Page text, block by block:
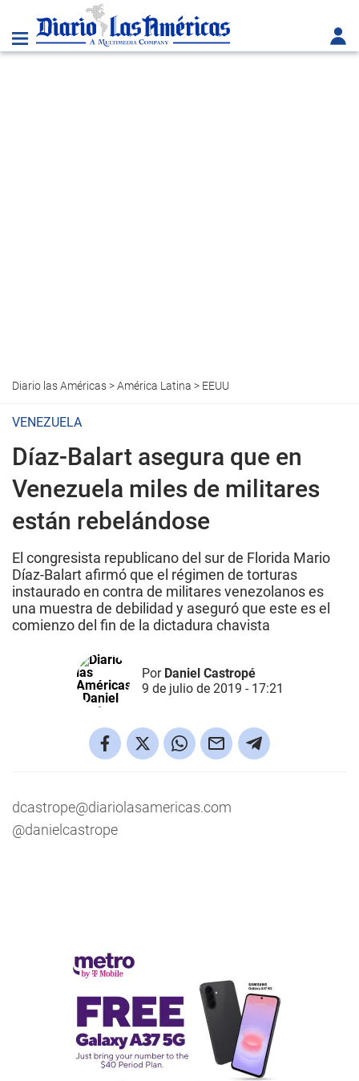
Diario las Américas>América Latina > EEUU
VENEZUELA
Díaz-Balart asegura que en
Venezuela miles de militares
están rebelándose
El congresista republicano del sur de Florida Mario
Díaz-Balart afirmó que el régimen de torturas
instaurado en contra de militares venezolanos es
una muestra de debilidad y aseguró que este es el
comienzo del fin de la dictadura chavista
Por Daniel Castropé
9 de julio de 2019 - 17:21
dcastrope@diariolasamericas.com
@danielcastrope